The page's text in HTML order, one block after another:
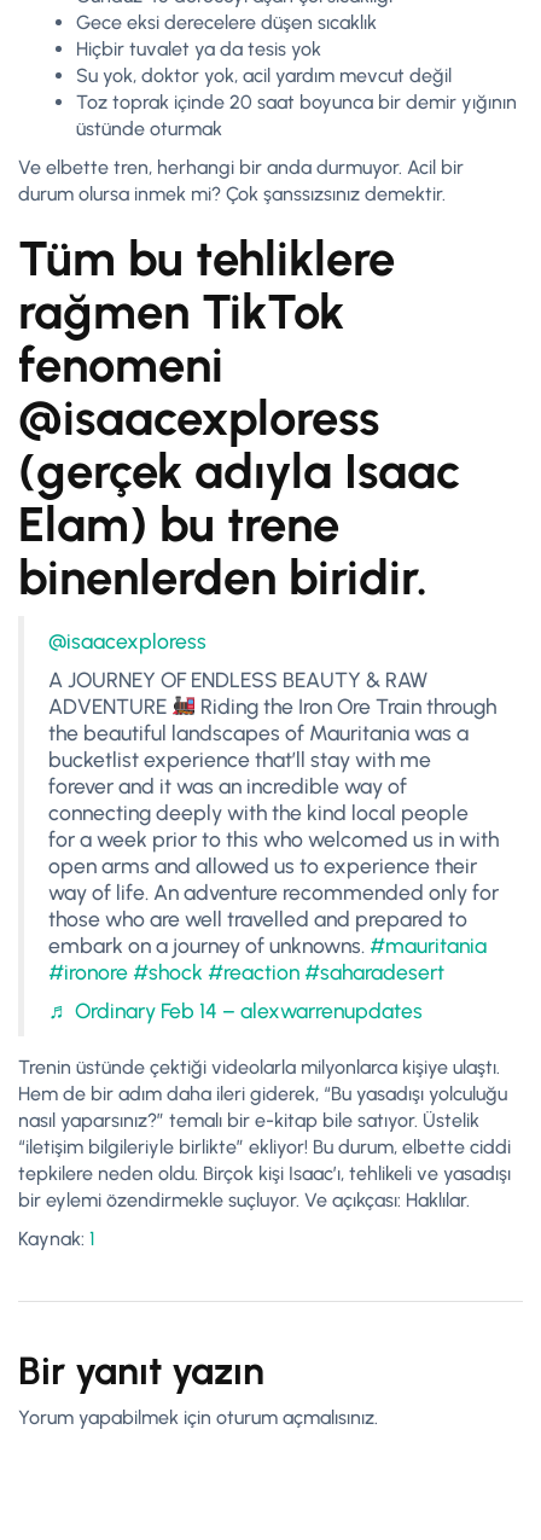
Gece eksi derecelere düşen sıcaklık
Hiçbir tuvalet ya da tesis yok
Su yok, doktor yok, acil yardım mevcut değil
Toz toprak içinde 20 saat boyunca bir demir yığının
üstünde oturmak
Ve elbette tren, herhangi bir anda durmuyor. Acil bir
durum olursa inmek mi? Çok şanssızsınız demektir.
Tüm bu tehliklere
rağmen TikTok
fenomeni
@isaacexploress
(gerçek adıyla Isaac
Elam) bu trene
binenlerden biridir.
@isaacexploress
A JOURNEY OF ENDLESS BEAUTY & RAW
ADVENTURE
Riding the Iron Ore Train through
the beautiful landscapes of Mauritania was a
bucketlist experience that’ll stay with me
forever and it was an incredible way of
connecting deeply with the kind local people
for a week prior to this who welcomed us in with
open arms and allowed us to experience their
way of life. An adventure recommended only for
those who are well travelled and prepared to
embark on a journey of unknowns. #mauritania
#ironore#shock #reaction#saharadesert
♬ Ordinary Feb 14 – alexwarrenupdates
Trenin üstünde çektiği videolarla milyonlarca kişiye ulaştı.
Hem de bir adım daha ileri giderek, “Bu yasadışı yolculuğu
nasıl yaparsınız?” temalı bir e-kitap bile satıyor. Üstelik
“iletişim bilgileriyle birlikte” ekliyor! Bu durum, elbette ciddi
tepkilere neden oldu. Birçok kişi Isaac’ı, tehlikeli ve yasadışı
bir eylemi özendirmekle suçluyor. Ve açıkçası: Haklılar.
Kaynak: 1
Bir yanıt yazın
Yorum yapabilmek için oturum açmalısınız.